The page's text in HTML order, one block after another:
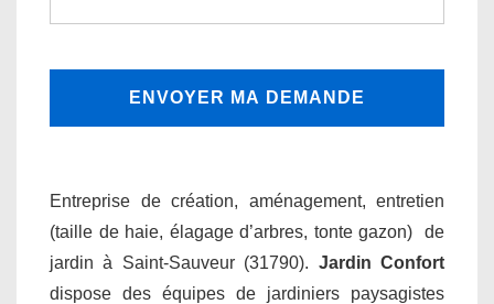
Entreprise de création, aménagement, entretien
(taille de haie, élagage d’arbres, tonte gazon) de
jardin à Saint-Sauveur (31790). Jardin Confort
dispose des équipes de jardiniers paysagistes